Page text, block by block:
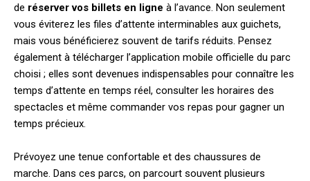
de réserver vos billets en ligne à l’avance. Non seulement
vous éviterez les files d’attente interminables aux guichets,
mais vous bénéficierez souvent de tarifs réduits. Pensez
également à télécharger l’application mobile officielle du parc
choisi ; elles sont devenues indispensables pour connaître les
temps d’attente en temps réel, consulter les horaires des
spectacles et même commander vos repas pour gagner un
temps précieux.
Prévoyez une tenue confortable et des chaussures de
marche. Dans ces parcs, on parcourt souvent plusieurs